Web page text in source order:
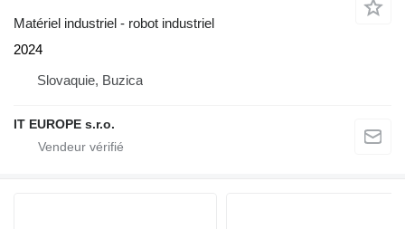
Matériel industriel - robot industriel
2024
Slovaquie, Buzica
IT EUROPE s.r.o.